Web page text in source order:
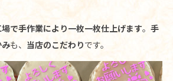
で手作業により一枚一枚仕上げます。 手
も、 当店のこだわりです。